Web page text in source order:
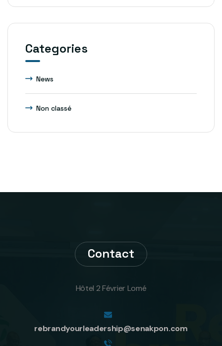
Categories
News
Non classé
Contact
Hôtel 2 Février Lomé
rebrandyourleadership@senakpon.com